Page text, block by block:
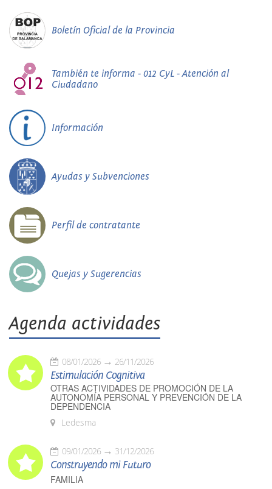
Boletín Oficial de la Provincia
También te informa - 012 CyL - Atención al
Ciudadano
Información
Ayudas y Subvenciones
Perfil de contratante
Quejas y Sugerencias
Agenda actividades
08/01/2026 26/11/2026
Estimulación Cognitiva
OTRAS ACTIVIDADES DE PROMOCIÓN DE LA
AUTONOMÍA PERSONAL Y PREVENCIÓN DE LA
DEPENDENCIA
Ledesma
09/01/2026 31/12/2026
Construyendo mi Futuro
FAMILIA